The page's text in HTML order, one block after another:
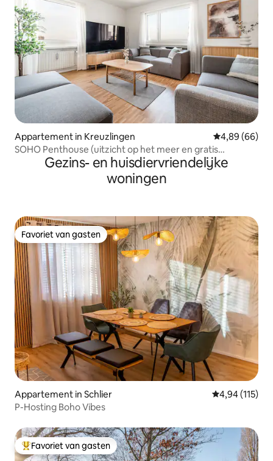
Appartement in Kreuzlingen Gemiddelde
4,89 (66)
SOHO Penthouse (uitzicht op het meer en gratis
parkeren)Gezins- en huisdiervriendelijke
woningen
Favoriet van gasten
Favoriet van gasten
Appartement in Schlier Gemiddelde
4,94 (115)
P-Hosting Boho Vibes
Topfavoriet van gasten
Favoriet van gasten